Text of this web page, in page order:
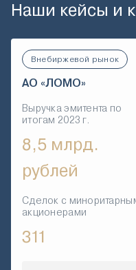
Наши кейсы и
Внебиржевой рынок
АО «ЛОМО»
Выручка эмитента по
итогам 2023 г.
8,5 млрд.
рублей
Сделок с
акционерами
311